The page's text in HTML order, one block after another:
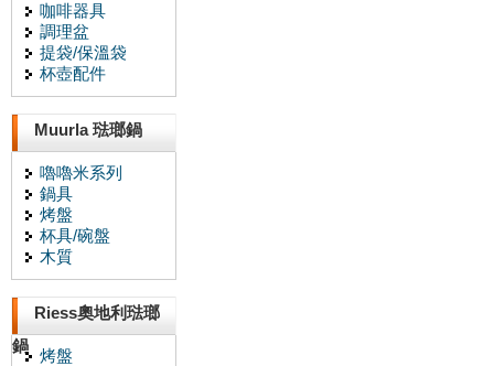
咖啡器具
調理盆
提袋/保溫袋
杯壺配件
Muurla 琺瑯鍋
嚕嚕米系列
鍋具
烤盤
杯具/碗盤
木質
Riess奧地利琺瑯
鍋
烤盤